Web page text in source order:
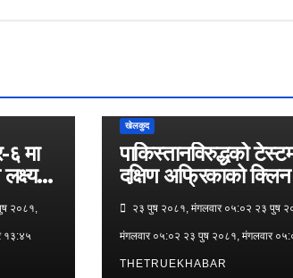
मा
२०८१,
१३:४५
खेलकुद
पाकिस्तानविरुद्धको
दक्षिण अफ्रिकाको क्लिन
२३ पुष २०८१, मंगलवार ०५:०२ २३ पुष
मंगलवार ०५:०२ २३ पुष २०८१, मंगलवार
THETRUEKHABAR